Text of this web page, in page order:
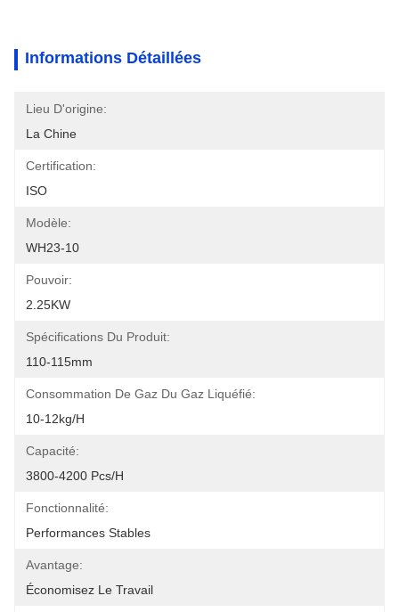
Informations Détaillées
Lieu D'origine:
La Chine
Certification:
ISO
Modèle:
WH23-10
Pouvoir:
2.25KW
Spécifications Du Produit:
110-115mm
Consommation De Gaz Du Gaz Liquéfié:
10-12kg/h
Capacité:
3800-4200 Pcs/h
Fonctionnalité:
Performances Stables
Avantage:
Économisez Le Travail